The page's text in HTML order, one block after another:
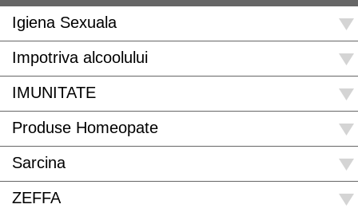
Igiena Sexuala
Impotriva alcoolului
IMUNITATE
Produse Homeopate
Sarcina
ZEFFA